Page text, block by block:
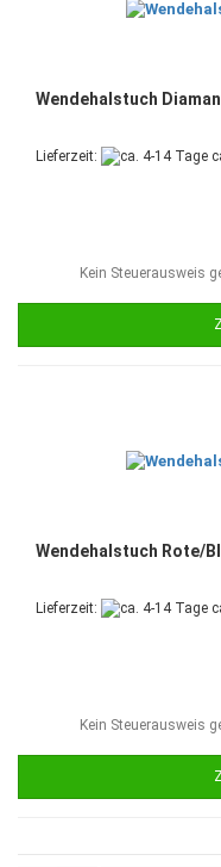
Wendehalstuch
Lieferzeit:
Kein Steuerausweis
Wendehalstuch Rote/
Lieferzeit:
Kein Steuerausweis